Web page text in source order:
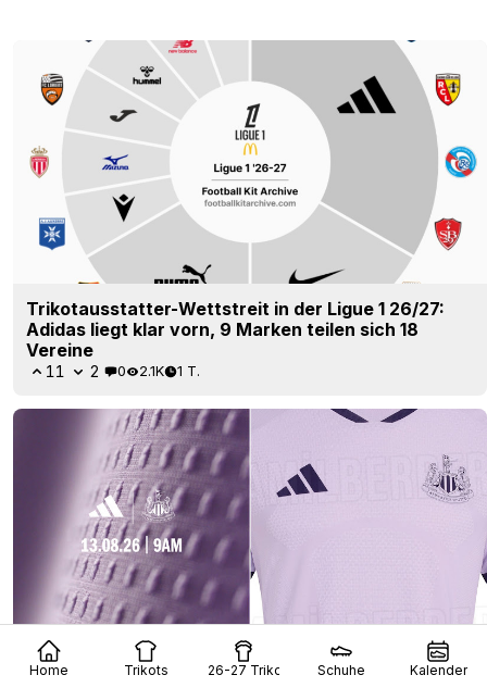
Home Trikots 26-27 Trikots Schuhe Kalender
Trikotausstatter-Wettstreit in der Ligue 1 26/27:
Adidas liegt klar vorn, 9 Marken teilen sich 18
Vereine
11 2 0 2.1K 1 T.
Newcastle United drittes Trikot 26/27: Teaser +